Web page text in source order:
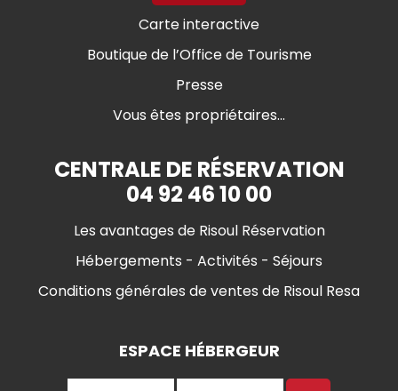
Carte interactive
Boutique de l’Office de Tourisme
Presse
Vous êtes propriétaires...
CENTRALE DE RÉSERVATION
04 92 46 10 00
Les avantages de Risoul Réservation
Hébergements - Activités - Séjours
Conditions générales de ventes de Risoul Resa
ESPACE HÉBERGEUR